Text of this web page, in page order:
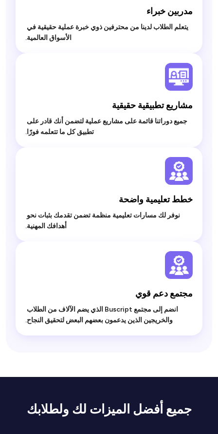
مدربين خبراء
يتعلم الطلاب لدينا من محترفين ذوي خبرة عملية حقيقية في
الأسواق العالمية.
مشاريع تطبيقية حقيقية
جميع دوراتنا قائمة على مشاريع عملية لتضمن أنك قادر على
تطبيق كل ما تتعلمه فورًا.
خطط تعليمية واضحة
نوفر لك مسارات تعليمية منظمة تضمن تقدمك بثبات نحو
أهدافك المهنية.
مجتمع دعم قوي
انضم إلى مجتمع Buscript الذي يضم الآلاف من الطلاب
والخريجين الذين يدعمون بعضهم البعض لتحقيق النجاح.
جميع أفضل الميزات لك ولطلابك